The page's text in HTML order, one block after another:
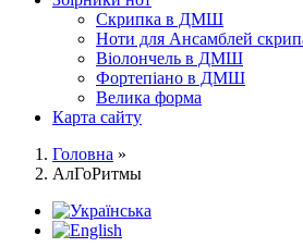
Скрипка в ДМШ
Ноти для Ансамблей
Віолончель в ДМШ
Фортепіано в ДМШ
Велика форма
Карта сайту
Головна »
АлГоРитмы